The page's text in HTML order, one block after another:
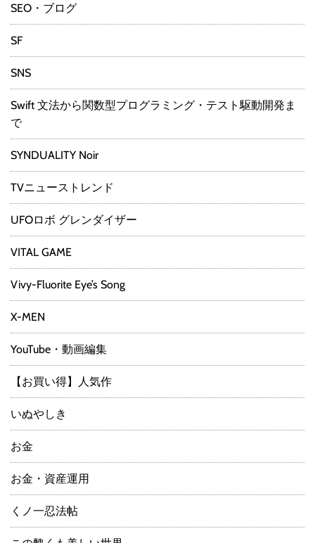
SEO・ブログ
SF
SNS
Swift 文法から関数型プログラミング・テスト駆動開発ま
で
SYNDUALITY Noir
TVニューストレンド
UFOロボ グレンダイザー
VITAL GAME
Vivy-Fluorite Eye’s Song
X-MEN
YouTube・動画編集
【お買い得】人気作
いぬやしき
お金
お金・資産運用
くノ一忍法帖